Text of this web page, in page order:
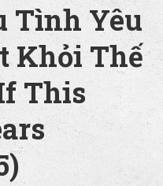
Tình Yêu
Khỏi Thế
This